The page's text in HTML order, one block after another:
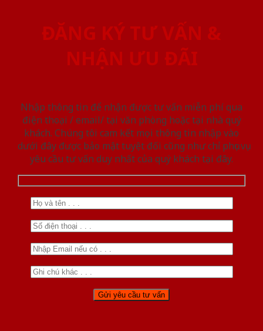
ĐĂNG KÝ TƯ VẤN &
NHẬN ƯU ĐÃI
Nhập thông tin để nhận được tư vấn miễn phí qua
điện thoại / email/ tại văn phòng hoặc tại nhà quý
khách. Chúng tôi cam kết mọi thông tin nhập vào
dưới đây được bảo mật tuyệt đối cũng như chỉ phục vụ
yêu cầu tư vấn duy nhất của quý khách tại đây.